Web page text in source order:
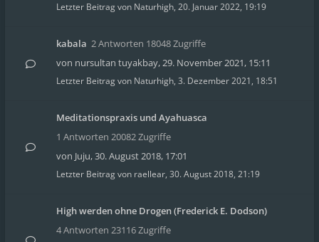
Letzter Beitrag von Naturhigh, 20. Januar 2022, 19:19
kabala 2 Antworten 18048 Zugriffe
von nursultan tuyakbay,29. November 2021, 15:11
Letzter Beitrag von Naturhigh, 3. Dezember 2021, 18:51
Meditationspraxis und Ayahuasca
1 Antworten 20082 Zugriffe
von Juju,30. August 2018, 17:01
Letzter Beitrag von raellear, 30. August 2018, 21:19
High werden ohne Drogen (Frederick E. Dodson)
4 Antworten 23116 Zugriffe